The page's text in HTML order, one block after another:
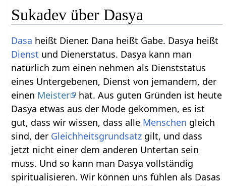
Sukadev über Dasya
Dasa heißt Diener. Dana heißt Gabe. Dasya heißt
Dienst und Dienerstatus. Dasya kann man
natürlich zum einen nehmen als Dienststatus
eines Untergebenen, Dienst von jemandem, der
einen Meister
hat. Aus guten Gründen ist heute
Dasya etwas aus der Mode gekommen, es ist
gut, dass wir wissen, dass alle Menschen gleich
sind, der Gleichheitsgrundsatz gilt, und dass
jetzt nicht einer dem anderen Untertan sein
muss. Und so kann man Dasya vollständig
spiritualisieren. Wir können uns fühlen als Dasas